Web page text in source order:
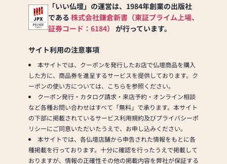
「いい仏壇」の運営は、1984年創業の出版社
である 株式会社鎌倉新書（東証プライム上場、
証券コード：6184） が行っています。
サイト利用の注意事項
本サイトでは、クーポンを発行したお店で仏壇商品を購入
した方に、商品券を進呈するサービスを提供しております。ク
ーポンの使い方については、こちらを参照ください。
クーポン発行・カタログ請求・来店予約・オンライン相談
など各種お問い合わせはすべて「無料」で承ります。本サイト
の下部に掲載されているサービス利用規約及びプライバシーポ
リシーにご同意いただいたうえで、お申し込みください。
本サイトでは、各仏壇店舗から申告された情報をもとに各
種掲載を行っております。十分に確認を行ったうえで掲載して
おりますが、情報の正確性その他の掲載内容を弊社が保証する